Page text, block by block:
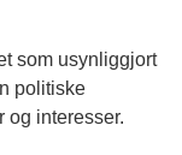
som usynliggjort
politiske
og interesser.